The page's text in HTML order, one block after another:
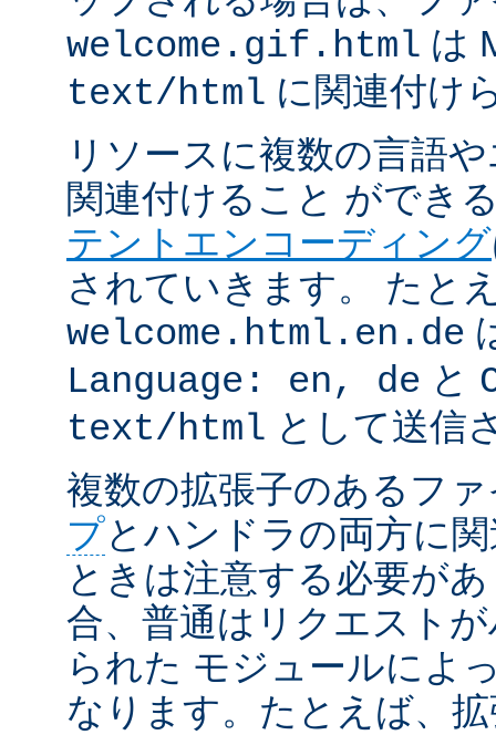
welcome.gif.html は
text/html に関連付け
リソースに複数の言語
関連付けること ができ
テントエンコーディング
されていきます。 たと
welcome.html.en.de
Language: en, de と
text/html として送信
複数の拡張子のあるフ
プとハンドラの両方に
ときは注意する必要が
合、普通はリクエスト
られた モジュールによ
なります。たとえば、